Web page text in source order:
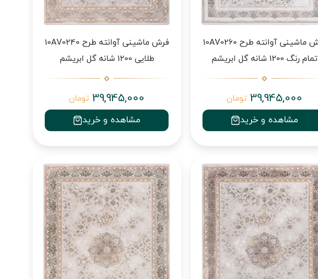
فرش ماشینی آوانته طرح 10AV0260
تمام رنگ 1200 شانه گل ابریشم
39,945,000 تومان
مشاهده و خرید
فرش ماشینی آوانته طرح 10AV0240
طلایی 1200 شانه گل ابریشم
39,945,000 تومان
مشاهده و خرید